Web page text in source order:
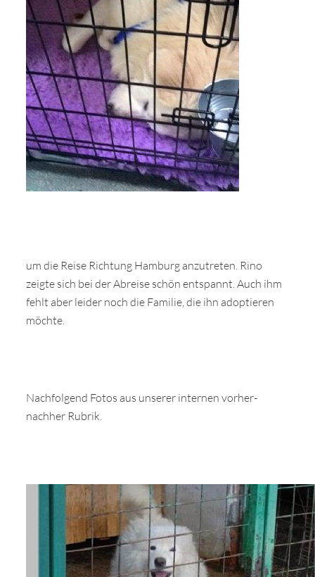
um die Reise Richtung Hamburg anzutreten. Rino
zeigte sich bei der Abreise schön entspannt. Auch ihm
fehlt aber leider noch die Familie, die ihn adoptieren
möchte.
Nachfolgend Fotos aus unserer internen vorher-
nachher Rubrik.